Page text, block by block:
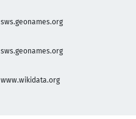
sws.geonames.org
sws.geonames.org
www.wikidata.org